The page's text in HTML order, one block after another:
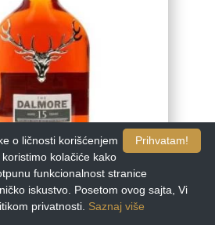
WHYTE MACKAY LTD
DALMORE MALT 0,7L
Prihvatam!
o ličnosti korišćenjem
kolačiće kako
funkcionalnost stranice
iskustvo. Posetom ovog sajta, Vi
privatnosti. Saznaj više